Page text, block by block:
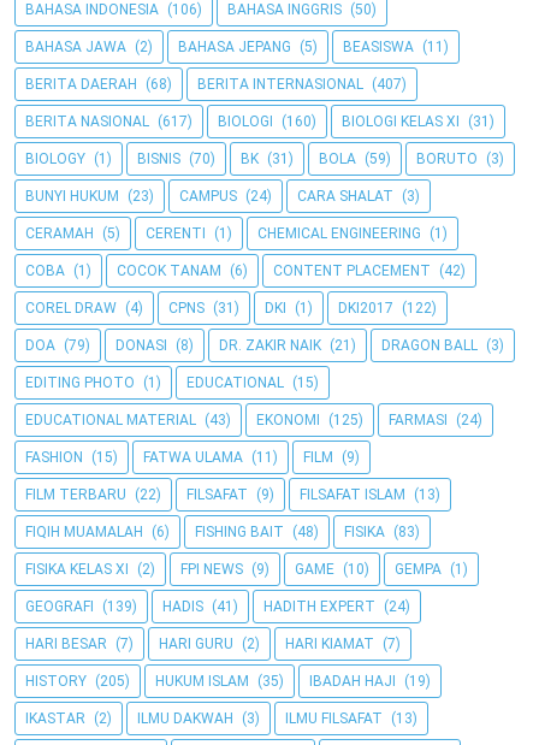
BAHASA INDONESIA (106) BAHASA INGGRIS (50)
BAHASA JAWA (2) BAHASA JEPANG (5) BEASISWA (11)
BERITA DAERAH (68) BERITA INTERNASIONAL (407)
BERITA NASIONAL (617) BIOLOGI (160) BIOLOGI KELAS XI (31)
BIOLOGY (1) BISNIS (70) BK (31) BOLA (59) BORUTO (3)
BUNYI HUKUM (23) CAMPUS (24) CARA SHALAT (3)
CERAMAH (5) CERENTI (1) CHEMICAL ENGINEERING (1)
COBA (1) COCOK TANAM (6) CONTENT PLACEMENT (42)
COREL DRAW (4) CPNS (31) DKI (1) DKI2017 (122)
DOA (79) DONASI (8) DR. ZAKIR NAIK (21) DRAGON BALL (3)
EDITING PHOTO (1) EDUCATIONAL (15)
EDUCATIONAL MATERIAL (43) EKONOMI (125) FARMASI (24)
FASHION (15) FATWA ULAMA (11) FILM (9)
FILM TERBARU (22) FILSAFAT (9) FILSAFAT ISLAM (13)
FIQIH MUAMALAH (6) FISHING BAIT (48) FISIKA (83)
FISIKA KELAS XI (2) FPI NEWS (9) GAME (10) GEMPA (1)
GEOGRAFI (139) HADIS (41) HADITH EXPERT (24)
HARI BESAR (7) HARI GURU (2) HARI KIAMAT (7)
HISTORY (205) HUKUM ISLAM (35) IBADAH HAJI (19)
IKASTAR (2) ILMU DAKWAH (3) ILMU FILSAFAT (13)